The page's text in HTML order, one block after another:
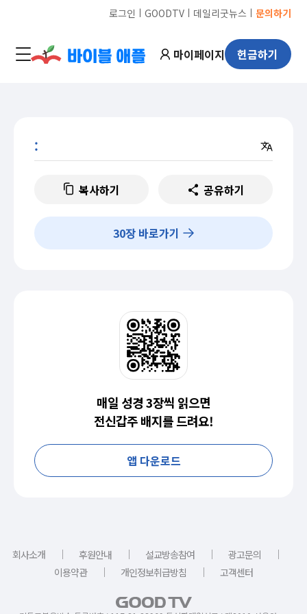
로그인 ㅣ GOODTVㅣ 데일리굿뉴스 ㅣ 문의하기
마이페이지 헌금하기
:
복사하기 공유하기
30장 바로가기
매일 성경 3장씩 읽으면
전신갑주 배지를 드려요!
앱 다운로드
회사소개 ｜ 후원안내 ｜ 설교방송참여 ｜ 광고문의
｜
이용약관
｜ 개인정보취급방침 ｜ 고객센터